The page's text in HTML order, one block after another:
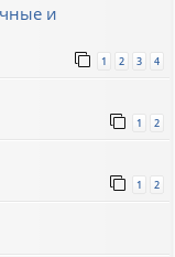
и
1 2 3 4
1 2
1 2